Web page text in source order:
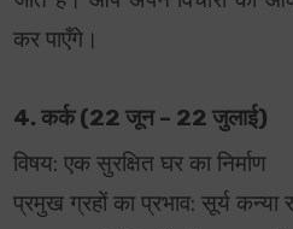
कर पाएँगे।
4. कर्क (22 जून – 22 जुलाई)
विषय: एक सुरक्षित घर का निर्माण
प्रमुख ग्रहों का प्रभाव: सूर्य कन्या